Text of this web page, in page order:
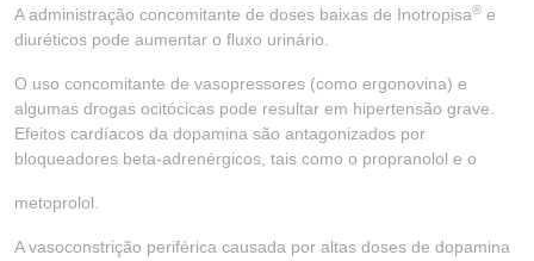
A administração concomitante de doses baixas de Inotropisa® e
diuréticos pode aumentar o fluxo urinário.
O uso concomitante de vasopressores (como ergonovina) e
algumas drogas ocitócicas pode resultar em hipertensão grave.
Efeitos cardíacos da dopamina são antagonizados por
bloqueadores beta-adrenérgicos, tais como o propranolol e o
metoprolol.
A vasoconstrição periférica causada por altas doses de dopamina